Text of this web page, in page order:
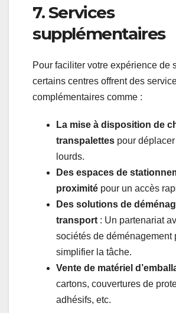
7. Services
supplémentaires
Pour faciliter votre expérience de
certains centres offrent des
complémentaires comme :
La mise à disposition de
transpalettes pour
lourds.
Des espaces de
proximité pour un accès
Des solutions de
transport : Un partenariat
sociétés de déménagement
simplifier la tâche.
Vente de matériel
cartons, couvertures de
adhésifs, etc.